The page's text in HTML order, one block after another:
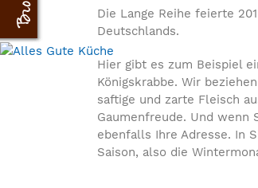
Die Lange Reihe feierte
Deutschlands.
Hier gibt es zum Beispiel
Königskrabbe. Wir
saftige und zarte Fleisch
Gaumenfreude. Und wenn
ebenfalls Ihre Adresse. In
Saison, also die